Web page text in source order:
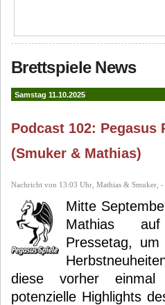
Brettspiele News
Samstag 11.10.2025
Podcast 102: Pegasus
(Smuker & Mathias)
Nachricht von 13:03 Uhr, Mathias & Smuker, -
Mitte
Mathias
Pressetag,
diese vorher
potenzielle Highlights